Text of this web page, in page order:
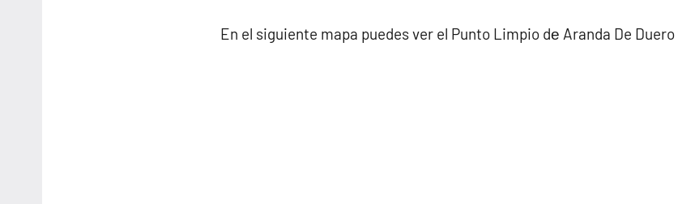
En el siguiente mapa puedes ver el Punto Limpio dе Aranda De